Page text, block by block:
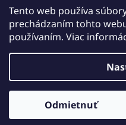
Tento web používa
prechádzaním tohto
používaním. Viac
Odmietnuť
ABSE.
Odstúpiť od zmluvy